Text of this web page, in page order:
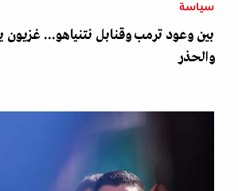
سياسة
بين وعود ترمب وقنابل نتنياهو... غزيون
والحذر